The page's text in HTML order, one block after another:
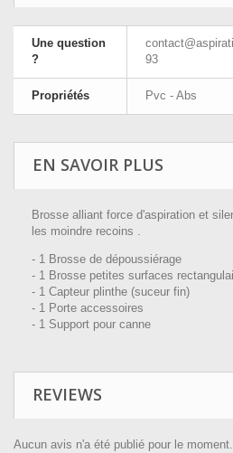
Une question
?
93
Propriétés Pvc - Abs
EN SAVOIR PLUS
Brosse alliant force d'aspiration et
les moindre recoins .
- 1 Brosse de dépoussiérage
- 1 Brosse petites surfaces
- 1 Capteur plinthe (suceur fin)
- 1 Porte accessoires
- 1 Support pour canne
REVIEWS
Aucun avis n'a été publié pour le moment.